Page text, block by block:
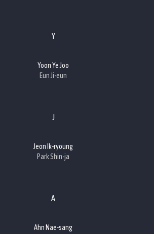
Y
Yoon Ye Joo
Eun Ji-eun
J
Jeon Ik-ryoung
Park Shin-ja
A
Ahn Nae-sang